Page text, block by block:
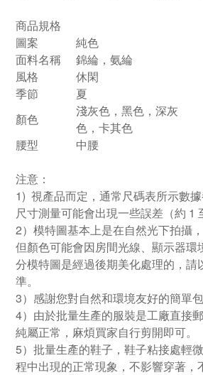
商品規格
圖案
純色
面料名稱
錦綸，氨綸
風格
休閑
季節
夏
顏色
淺灰色，黑色，深灰
色，卡其色
腰型
中腰
注意：
1) 視產品而定，通常尺碼表所示數據
尺寸測量可能會出現一些誤差（約 1
2）模特圖基本上是在自然光下拍攝
但顏色可能會因房間光線、顯示器環
分模特圖是經過後期美化處理的，請
準。
3）感謝您對自然和環境友好的簡單包
4）由於批量生產的服裝是工廠直接
純屬正常，麻煩買家自行剪開即可。
5）批量生產的鞋子，鞋子粘接處輕
程中出現的正常現象，不影響穿著，